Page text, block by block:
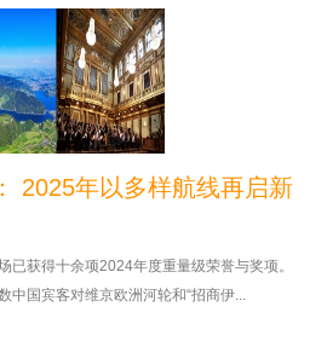
2025年以多样航线再启新
已获得十余项2024年度重量级荣誉与奖项。
中国宾客对维京欧洲河轮和“招商伊...